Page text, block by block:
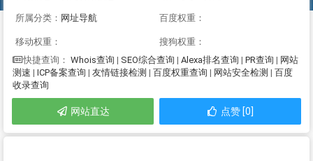
所属分类： 网址导航 百度权重：
移动权重： 搜狗权重：
快捷查询： Whois查询 | SEO综合查询 | Alexa排名查询 | PR查询 | 网站
测速 | ICP备案查询 | 友情链接检测 | 百度权重查询 | 网站安全检测 | 百度
收录查询
网站直达 点赞 [0]